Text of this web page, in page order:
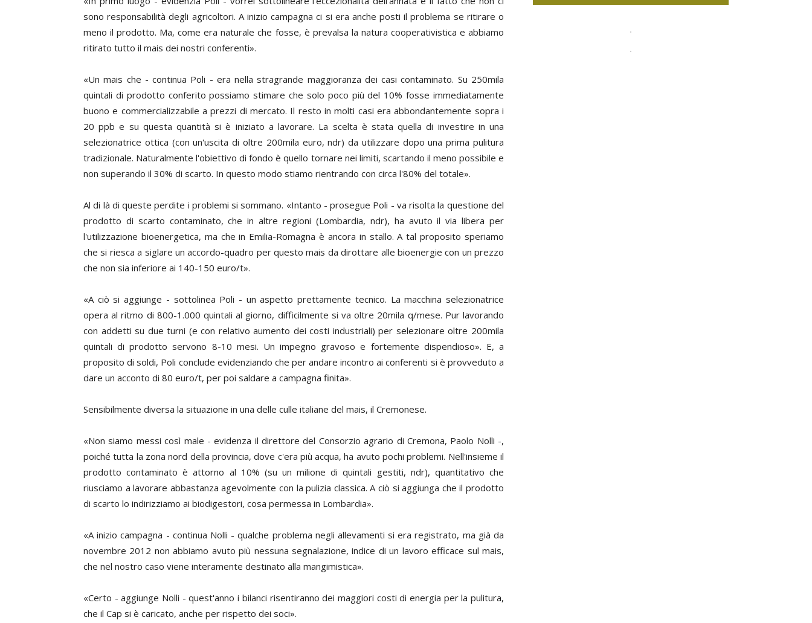
sono responsabilità degli agricoltori. A inizio campagna ci si era anche posti il problema se ritirare o
meno il prodotto. Ma, come era naturale che fosse, è prevalsa la natura cooperativistica e abbiamo
ritirato tutto il mais dei nostri conferenti».
«Un mais che - continua Poli - era nella stragrande maggioranza dei casi contaminato. Su 250mila
quintali di prodotto conferito possiamo stimare che solo poco più del 10% fosse immediatamente
buono e commercializzabile a prezzi di mercato. Il resto in molti casi era abbondantemente sopra i
20 ppb e su questa quantità si è iniziato a lavorare. La scelta è stata quella di investire in una
selezionatrice ottica (con un'uscita di oltre 200mila euro,ndr) da utilizzare dopo una prima pulitura
tradizionale. Naturalmente l'obiettivo di fondo è quello tornare nei limiti, scartando il meno possibile e
non superando il 30% di scarto. In questo modo stiamo rientrando con circa l'80% del totale».
Al di là di queste perdite i problemi si sommano. «Intanto - prosegue Poli - va risolta la questione del
prodotto di scarto contaminato, che in altre regioni (Lombardia, ndr), ha avuto il via libera per
l'utilizzazione bioenergetica, ma che in Emilia-Romagna è ancora in stallo. A tal proposito speriamo
che si riesca a siglare un accordo-quadro per questo mais da dirottare alle bioenergie con un prezzo
che non sia inferiore ai 140-150 euro/t».
«A ciò si aggiunge - sottolinea Poli - un aspetto prettamente tecnico. La macchina selezionatrice
opera al ritmo di 800-1.000 quintali al giorno, difficilmente si va oltre 20mila q/mese. Pur lavorando
con addetti su due turni (e con relativo aumento dei costi industriali) per selezionare oltre 200mila
quintali di prodotto servono 8-10 mesi. Un impegno gravoso e fortemente dispendioso». E, a
proposito di soldi, Poli conclude evidenziando che per andare incontro ai conferenti si è provveduto a
dare un acconto di 80 euro/t, per poi saldare a campagna finita».
Sensibilmente diversa la situazione in una delle culle italiane del mais, il Cremonese.
«Non siamo messi così male - evidenza il direttore del Consorzio agrario di Cremona, Paolo Nolli -,
poiché tutta la zona nord della provincia, dove c'era più acqua, ha avuto pochi problemi. Nell'insieme il
prodotto contaminato è attorno al 10% (su un milione di quintali gestiti, ndr), quantitativo che
riusciamo a lavorare abbastanza agevolmente con la pulizia classica. A ciò si aggiunga che il prodotto
di scarto lo indirizziamo ai biodigestori, cosa permessa in Lombardia».
«A inizio campagna - continua Nolli - qualche problema negli allevamenti si era registrato, ma già da
novembre 2012 non abbiamo avuto più nessuna segnalazione, indice di un lavoro efficace sul mais,
che nel nostro caso viene interamente destinato alla mangimistica».
«Certo - aggiunge Nolli - quest'anno i bilanci risentiranno dei maggiori costi di energia per la pulitura,
che il Cap si è caricato, anche per rispetto dei soci».